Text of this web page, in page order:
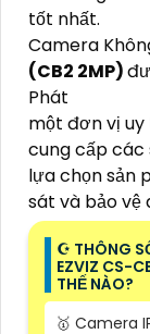
tốt nhất.
Camera
(CB2 2MP)
Phát
một đơn vị
cung cấp các
lựa chọn sản
sát và bảo vệ
☪ THÔNG
EZVIZ CS-
THẾ NÀO?
🥇 Camera